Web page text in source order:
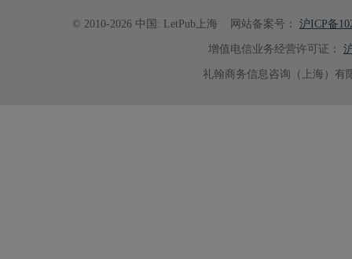
© 2010-2026 中国: LetPub上海 网站备案号： 沪ICP备
增值电信业务经营许可证：
礼翰商务信息咨询（上海）